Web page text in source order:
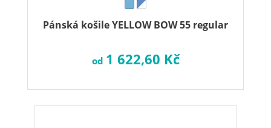
Pánská košile YELLOW BOW 55 regular
od 1 622,60 Kč